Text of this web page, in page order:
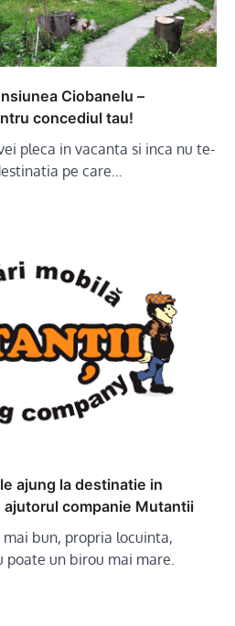
Ciobanelu –
concediul tau!
pleca in vacanta si inca nu te-
pe care…
ajung la destinatie in
companie Mutantii
bun, propria locuinta,
poate un birou mai mare.